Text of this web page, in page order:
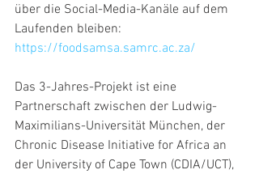
über die Social-Media-Kanäle auf dem
Laufenden bleiben:
https://foodsamsa.samrc.ac.za/
Das 3-Jahres-Projekt ist eine
Partnerschaft zwischen der Ludwig-
Maximilians-Universität München, der
Chronic Disease Initiative for Africa an
der University of Cape Town (CDIA/UCT),